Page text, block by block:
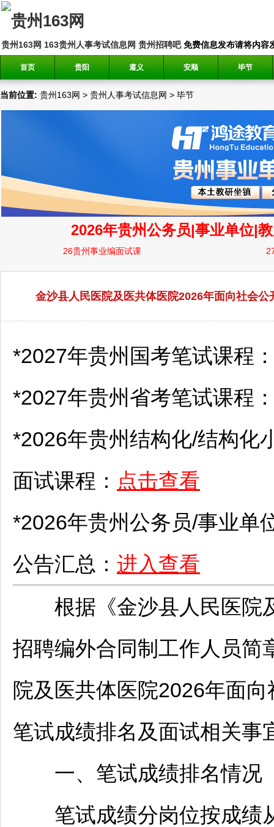
贵州163网 163贵州人事考试信息网 贵州招聘吧免费信息发布请将内容
首页 贵阳 遵义 安顺 毕节
当前位置: 贵州163网 > 贵州人事考试信息网 > 毕节
金沙县人民医院及医共体医院2026年面向社会
*2027年贵州国考笔试课程
*2027年贵州省考笔试课程
*2026年贵州结构化/结构化
面试课程： 点击查看
*2026年贵州公务员/事业单
公告汇总： 进入查看
根据《金沙县人民医院
招聘编外合同制工作人员简
院及医共体医院2026年面向
笔试成绩排名及面试相关事
一、笔试成绩排名情况
笔试成绩分岗位按成绩